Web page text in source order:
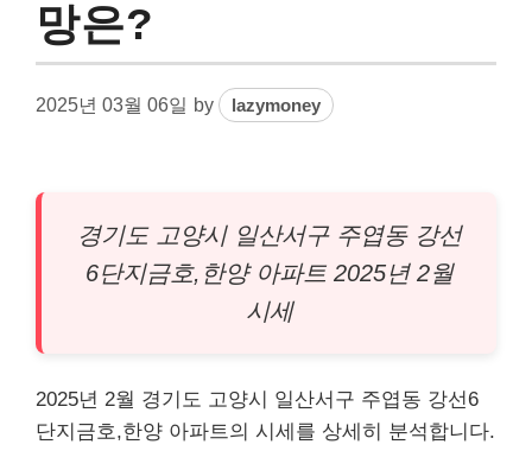
망은?
2025년 03월 06일 by lazymoney
경기도 고양시 일산서구 주엽동 강선
6단지금호,한양 아파트2025년 2월
시세
2025년 2월 경기도 고양시 일산서구 주엽동 강선6
단지금호,한양 아파트의 시세를 상세히 분석합니다.